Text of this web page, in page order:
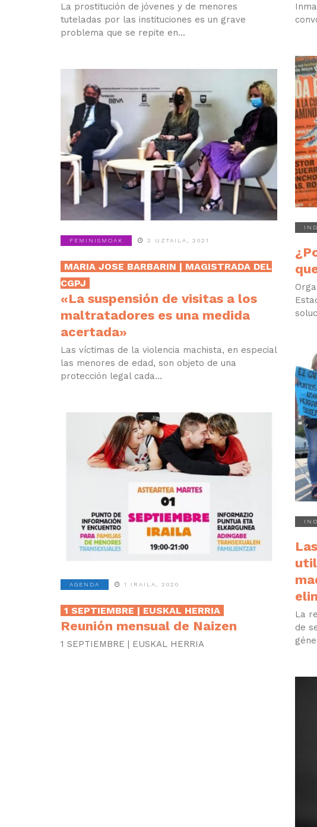
La prostitución de jóvenes y de menores
tuteladas por las instituciones es un grave
problema que se repite en...
FEMINISMOAK 2 UZTAILA, 2021
MARIA JOSE BARBARIN | MAGISTRADA DEL
CGPJ
«La suspensión de visitas a los
maltratadores es una medida
acertada»
Las víctimas de la violencia machista, en especial
las menores de edad, son objeto de una
protección legal cada...
La
de
AGENDA 1 IRAILA, 2020
1 SEPTIEMBRE | EUSKAL HERRIA
Reunión mensual de Naizen
1 SEPTIEMBRE | EUSKAL HERRIA